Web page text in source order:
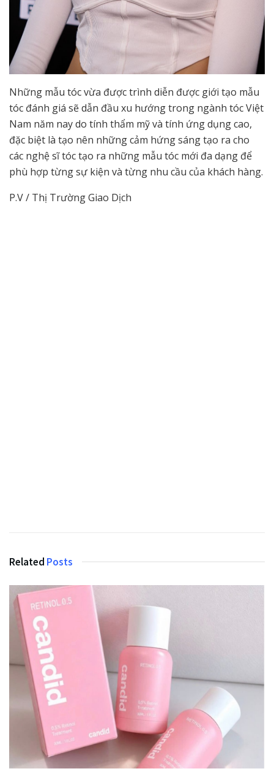
Những mẫu tóc vừa được trình diễn được giới tạo mẫu
tóc đánh giá sẽ dẫn đầu xu hướng trong ngành tóc Việt
Nam năm nay do tính thẩm mỹ và tính ứng dụng cao,
đặc biệt là tạo nên những cảm hứng sáng tạo ra cho
các nghệ sĩ tóc tạo ra những mẫu tóc mới đa dạng để
phù hợp từng sự kiện và từng nhu cầu của khách hàng.
P.V / Thị Trường Giao Dịch
Related Posts